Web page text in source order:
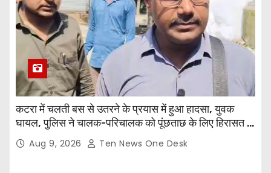
कटरा में चलती बस से उतरने के प्रयास में हुआ हादसा, युवक
घायल, पुलिस ने चालक-परिचालक को पूंछताछ के लिए हिरासत में
लियाAug 9, 2026 Ten News One Desk